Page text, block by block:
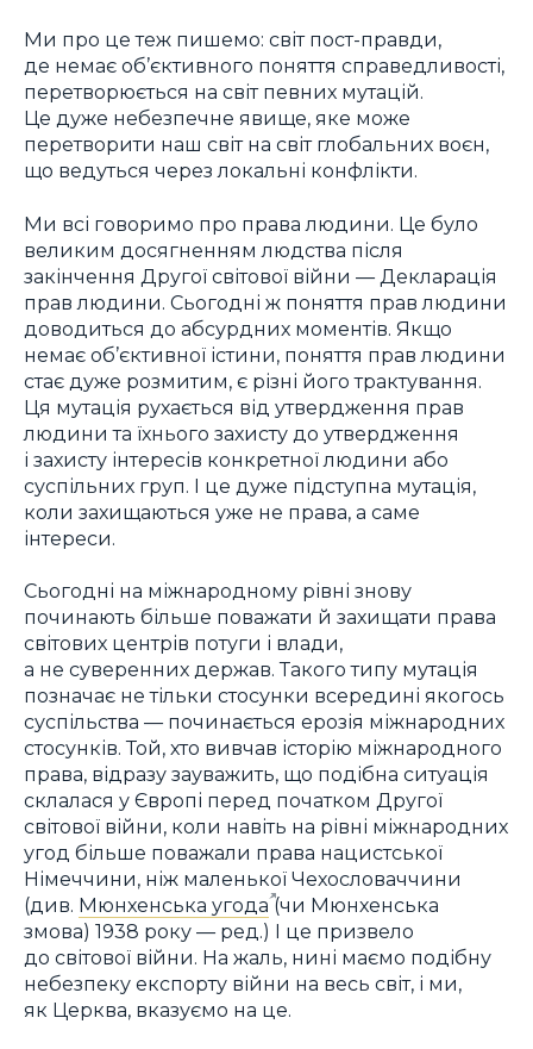
Ми про це теж пишемо: світ пост-правди,
де немає об’єктивного поняття справедливості,
перетворюється на світ певних мутацій.
Це дуже небезпечне явище, яке може
перетворити наш світ на світ глобальних воєн,
що ведуться через локальні конфлікти.
Ми всі говоримо про права людини. Це було
великим досягненням людства після
закінчення Другої світової війни — Декларація
прав людини. Сьогодні ж поняття прав людини
доводиться до абсурдних моментів. Якщо
немає об’єктивної істини, поняття прав людини
стає дуже розмитим, є різні його трактування.
Ця мутація рухається від утвердження прав
людини та їхнього захисту до утвердження
і захисту інтересів конкретної людини або
суспільних груп. І це дуже підступна мутація,
коли захищаються уже не права, а саме
інтереси.
Сьогодні на міжнародному рівні знову
починають більше поважати й захищати права
світових центрів потуги і влади,
а не суверенних держав. Такого типу мутація
позначає не тільки стосунки всередині якогось
суспільства — починається ерозія міжнародних
стосунків. Той, хто вивчав історію міжнародного
права, відразу зауважить, що подібна ситуація
склалася у Європі перед початком Другої
світової війни, коли навіть на рівні міжнародних
угод більше поважали права нацистської
Німеччини, ніж маленької Чехословаччини
(див. Мюнхенська угода(чи Мюнхенська
змова) 1938 року — ред.) І це призвело
до світової війни. На жаль, нині маємо подібну
небезпеку експорту війни на весь світ, і ми,
як Церква, вказуємо на це.